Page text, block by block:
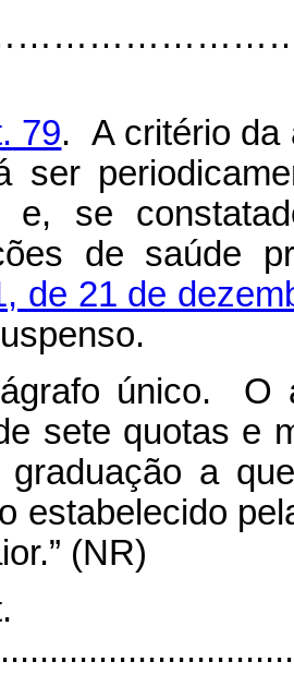
79. A critério da
ser
e, se
de saúde
de 21 de
único. O
sete quotas e
graduação a
estabelecido
(NR)